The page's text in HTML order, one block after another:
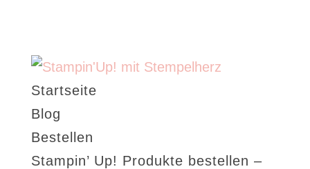
Startseite
Blog
Bestellen
Stampin’ Up! Produkte bestellen –